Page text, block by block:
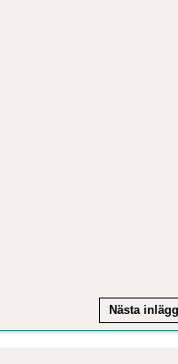
Nästa